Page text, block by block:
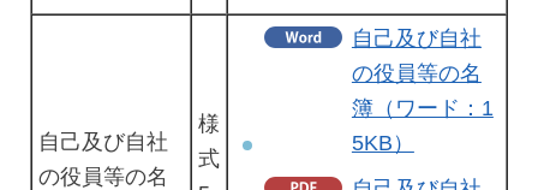
自己及び自社
の役員等の名
様
式
自己及び自社
の役員等の名
簿（ワード：1
5KB）